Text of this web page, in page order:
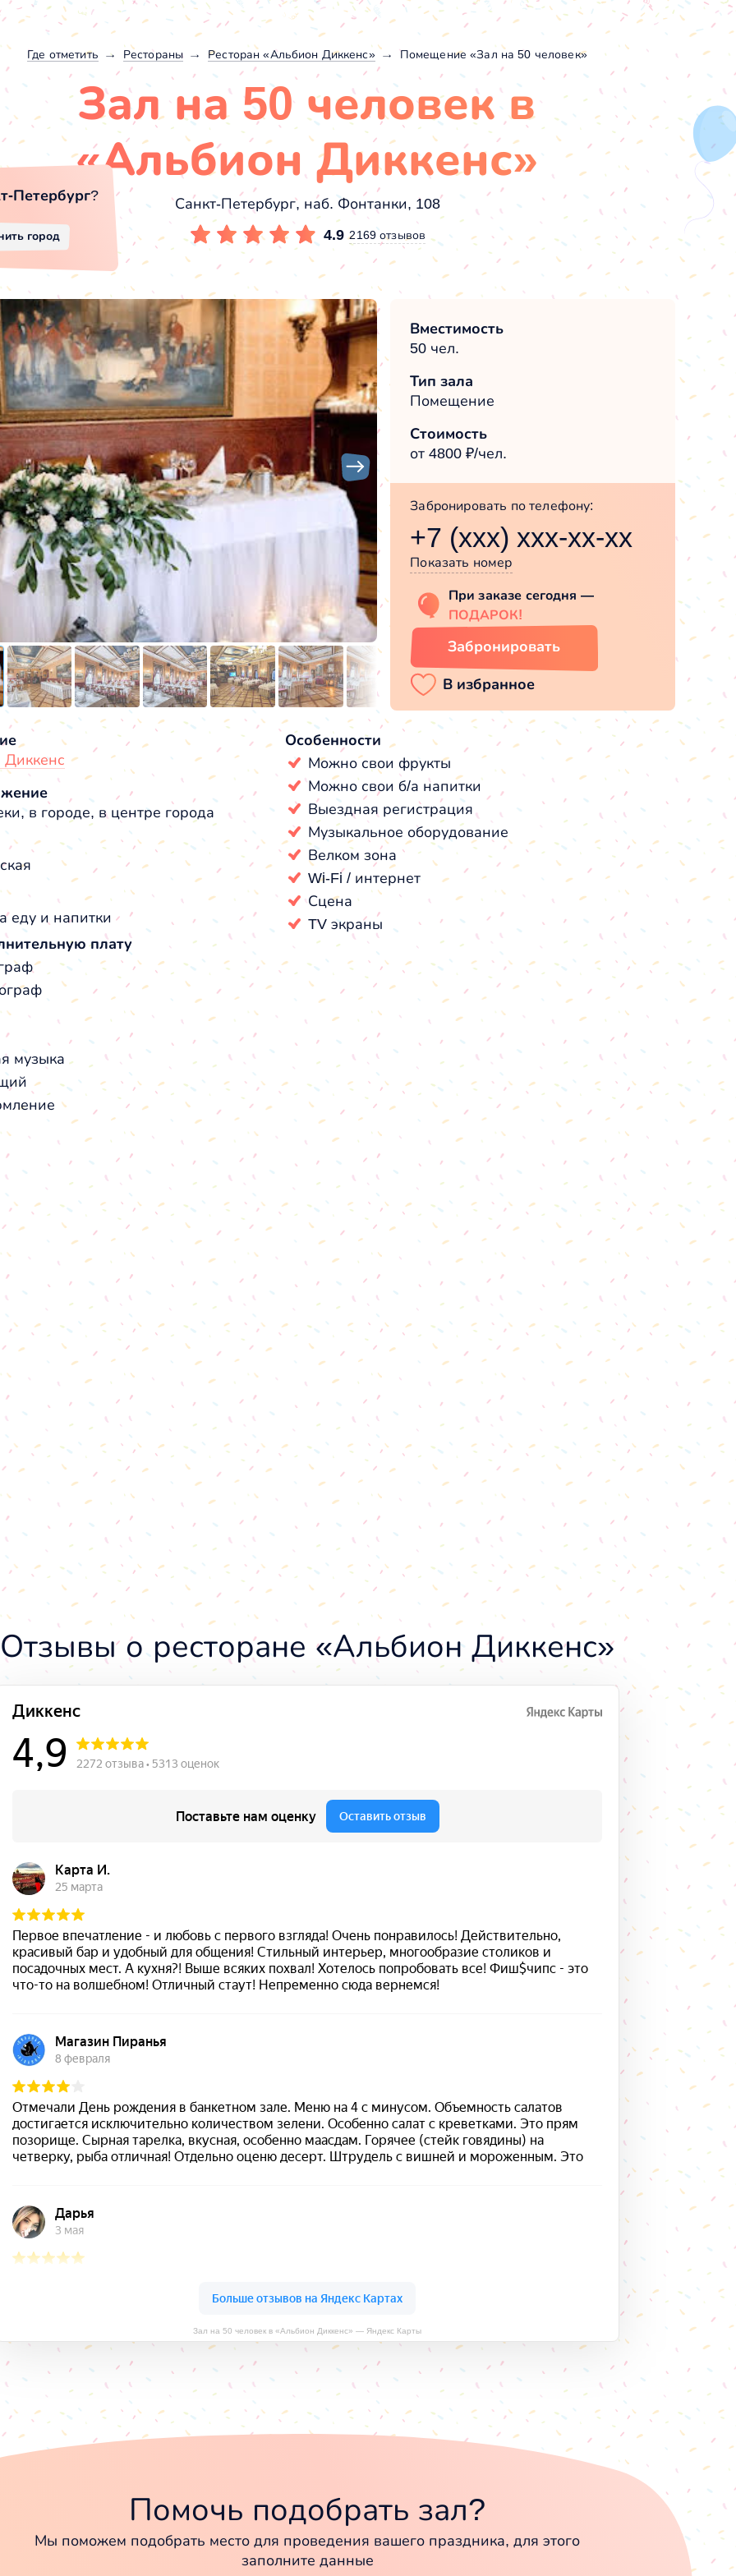
Где отметить Рестораны Ресторан «Альбион Диккенс» Помещение «Зал на 50 человек»
Зал на 50 человек в
«Альбион Диккенс»
Санкт-Петербург, наб. Фонтанки, 108
4.9 2169 отзывов
Вместимость
50 чел.
Тип зала
Помещение
Стоимость
от 4800 ₽/чел.
Забронировать по телефону:
+7 (xxx) xxx-xx-xx
Показать номер
При заказе сегодня —
ПОДАРОК!
Забронировать
в городе, в центре города
еду и напитки
Особенности
Можно свои фрукты
Можно свои б/а напитки
Выездная регистрация
Музыкальное оборудование
Велком зона
Wi-Fi / интернет
Сцена
TV экраны
плату
музыка
Отзывы о ресторане «Альбион Диккенс»
Зал на 50 человек в «Альбион Диккенс» — Яндекс Карты
Помочь подобрать зал?
Мы поможем подобрать место для проведения вашего праздника, для этого
заполните данные
Петербург?
город